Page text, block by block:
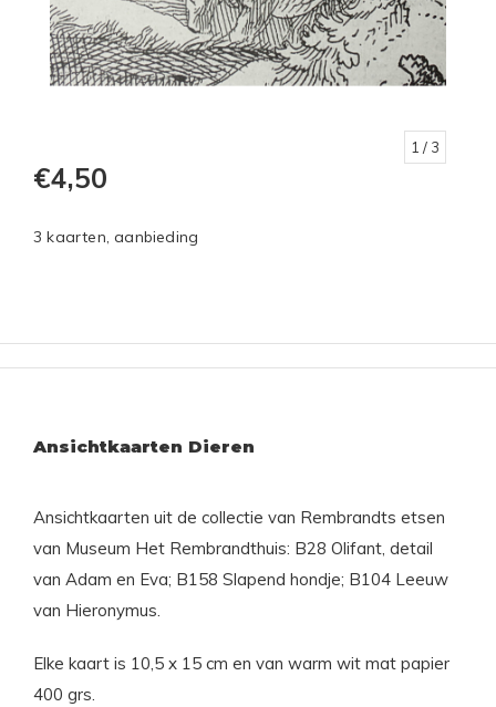
1 / 3
€4,50
3 kaarten, aanbieding
Ansichtkaarten Dieren
Ansichtkaarten uit de collectie van Rembrandts etsen
van Museum Het Rembrandthuis: B28 Olifant, detail
van Adam en Eva; B158 Slapend hondje; B104 Leeuw
van Hieronymus.
Elke kaart is 10,5 x 15 cm en van warm wit mat papier
400 grs.